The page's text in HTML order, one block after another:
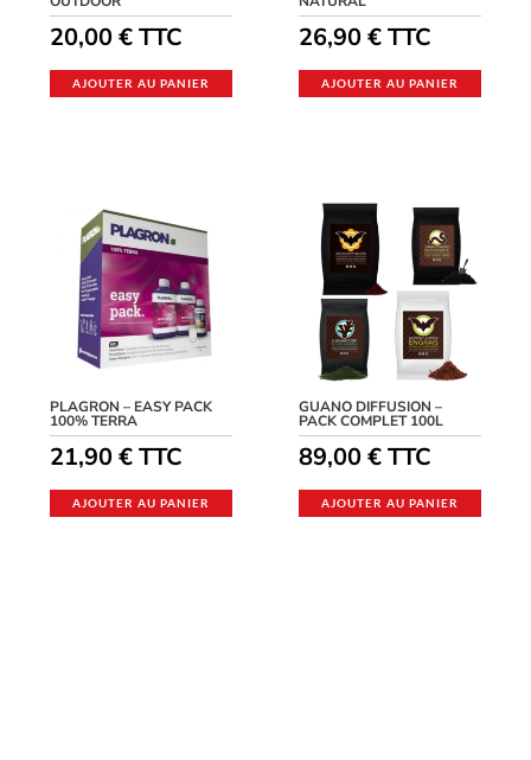
20,00€ TTC
AJOUTER AU PANIER
26,90€TTC
AJOUTER AU PANIER
PLAGRON – EASY PACK
100% TERRA
21,90€ TTC
AJOUTER AU PANIER
GUANO DIFFUSION –
PACK COMPLET 100L
89,00€TTC
AJOUTER AU PANIER